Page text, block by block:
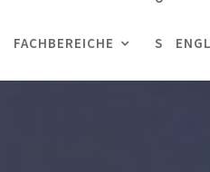
FACHBEREICHE